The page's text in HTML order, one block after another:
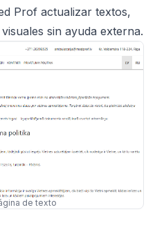
Prof actualizar textos,
sin ayuda externa.
de texto